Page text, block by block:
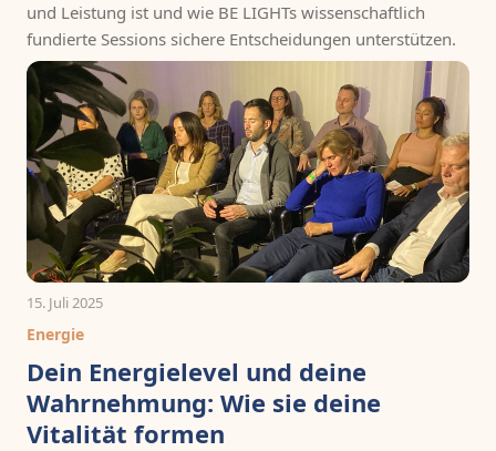
und Leistung ist und wie BE LIGHTs wissenschaftlich
fundierte Sessions sichere Entscheidungen unterstützen.
15. Juli 2025
Energie
Dein Energielevel und deine
Wahrnehmung: Wie sie deine
Vitalität formen